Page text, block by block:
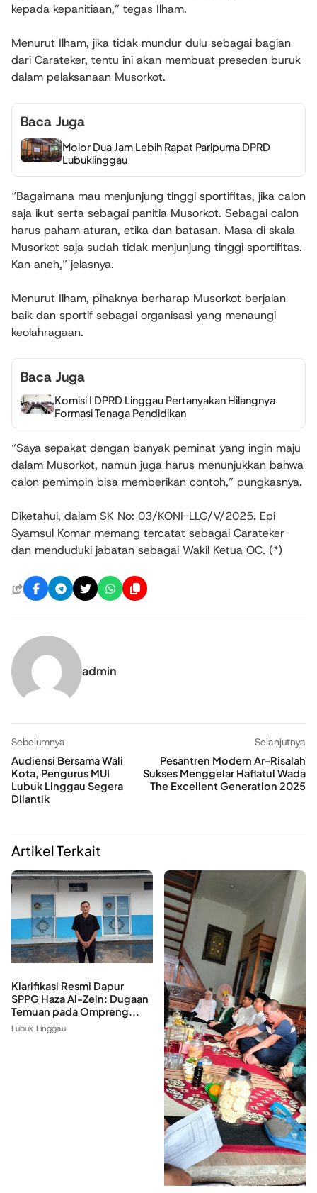
kepada kepanitiaan,” tegas Ilham.
Menurut Ilham, jika tidak mundur dulu sebagai bagian
dari Carateker, tentu ini akan membuat preseden buruk
dalam pelaksanaan Musorkot.
Baca Juga
Molor Dua Jam Lebih Rapat Paripurna DPRD
Lubuklinggau
“Bagaimana mau menjunjung tinggi sportifitas, jika calon
saja ikut serta sebagai panitia Musorkot. Sebagai calon
harus paham aturan, etika dan batasan. Masa di skala
Musorkot saja sudah tidak menjunjung tinggi sportifitas.
Kan aneh,” jelasnya.
Menurut Ilham, pihaknya berharap Musorkot berjalan
baik dan sportif sebagai organisasi yang menaungi
keolahragaan.
Baca Juga
Komisi I DPRD Linggau Pertanyakan Hilangnya
Formasi Tenaga Pendidikan
“Saya sepakat dengan banyak peminat yang ingin maju
dalam Musorkot, namun juga harus menunjukkan bahwa
calon pemimpin bisa memberikan contoh,” pungkasnya.
Diketahui, dalam SK No: 03/KONI-LLG/V/2025. Epi
Syamsul Komar memang tercatat sebagai Carateker
dan menduduki jabatan sebagai Wakil Ketua OC. (*)
admin
Sebelumnya
Audiensi Bersama Wali
Kota, Pengurus MUI
Lubuk Linggau Segera
Dilantik
Selanjutnya
Pesantren Modern Ar-Risalah
Sukses Menggelar Haflatul Wada
The Excellent Generation 2025
Artikel Terkait
Klarifikasi Resmi Dapur
SPPG Haza Al-Zein: Dugaan
Temuan pada Ompreng...
Lubuk Linggau